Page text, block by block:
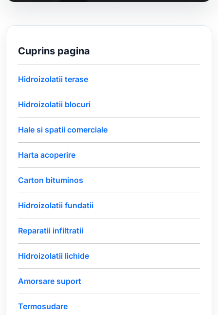
Cuprins pagina
Hidroizolatii terase
Hidroizolatii blocuri
Hale si spatii comerciale
Harta acoperire
Carton bituminos
Hidroizolatii fundatii
Reparatii infiltratii
Hidroizolatii lichide
Amorsare suport
Termosudare